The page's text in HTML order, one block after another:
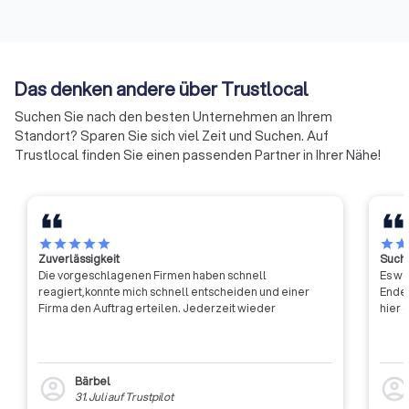
✓ Qualifikation:Achten Sie auf
oder Herstellerzertifizierungen.
Fotos an.
✓ Spezialisierung:Manche Betriebe
konzentrieren sich auf bestimmte
Teppichleger.
der Handwerkskammern
effizienter und effektiver
werden.
an.
Das denken andere über Trustlocal
Suchen Sie nach den besten Unternehmen an Ihrem
Standort? Sparen Sie sich viel Zeit und Suchen. Auf
Trustlocal finden Sie einen passenden Partner in Ihrer Nähe!
starstarstarstarstar
Zuverlässigkeit
Die vorgeschlagenen Firmen haben schnell
reagiert,konnte mich schnell entscheiden und einer
Firma den Auftrag erteilen. Jederzeit wieder
account_circle
Bärbel
31. Juliauf Trustpilot
starstar
Es
hier
account_circle